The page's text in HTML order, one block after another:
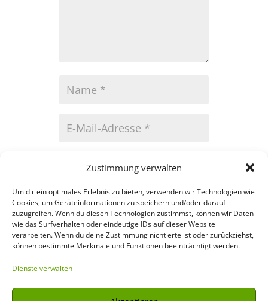
Zustimmung verwalten
Um dir ein optimales Erlebnis zu bieten, verwenden wir Technologien wie
Cookies, um Geräteinformationen zu speichern und/oder darauf
zuzugreifen. Wenn du diesen Technologien zustimmst, können wir Daten
wie das Surfverhalten oder eindeutige IDs auf dieser Website
verarbeiten. Wenn du deine Zustimmung nicht erteilst oder zurückziehst,
können bestimmte Merkmale und Funktionen beeinträchtigt werden.
Dienste verwalten
Kommentar
Absenden